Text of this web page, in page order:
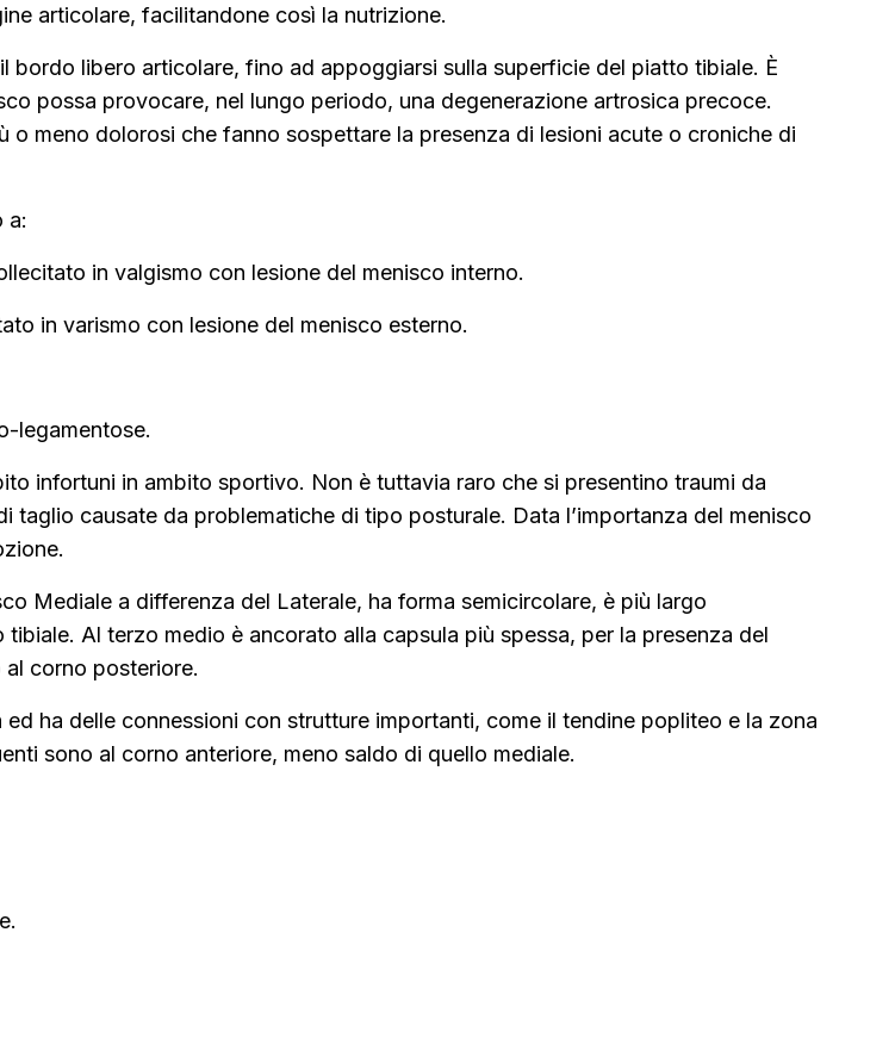
articolare, facilitandone così la nutrizione.
bordo libero articolare, fino ad appoggiarsi sulla superficie del piatto tibiale. È
possa provocare, nel lungo periodo, una degenerazione artrosica precoce.
meno dolorosi che fanno sospettare la presenza di lesioni acute o croniche di
a:
in valgismo con lesione del menisco interno.
in varismo con lesione del menisco esterno.
legamentose.
infortuni in ambito sportivo. Non è tuttavia raro che si presentino traumi da
causate da problematiche di tipo posturale. Data l’importanza del menisco
Mediale a differenza del Laterale, ha forma semicircolare, è più largo
Al terzo medio è ancorato alla capsula più spessa, per la presenza del
corno posteriore.
ha delle connessioni con strutture importanti, come il tendine popliteo e la zona
sono al corno anteriore, meno saldo di quello mediale.